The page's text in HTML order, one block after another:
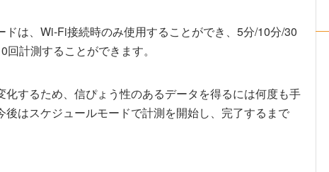
は、Wi-Fi接続時のみ使用することができ、5分/10分/30
計測することができます。
するため、信ぴょう性のあるデータを得るには何度も手
はスケジュールモードで計測を開始し、完了するまで